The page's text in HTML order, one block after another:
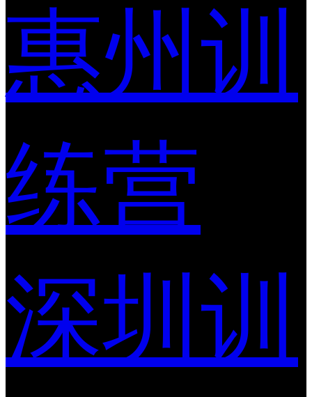
惠州训
练营
深圳训